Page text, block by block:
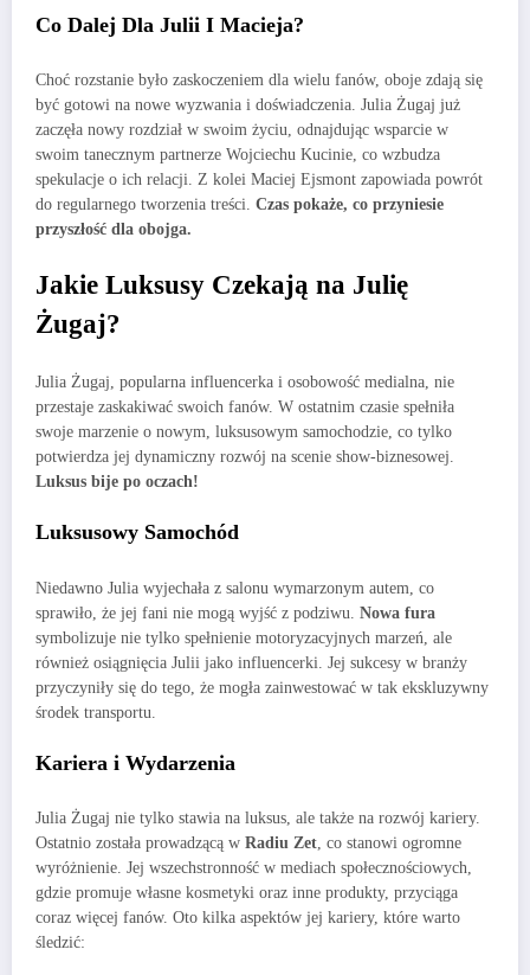
Co Dalej Dla Julii I Macieja?
Choć rozstanie było zaskoczeniem dla wielu fanów, oboje zdają się
być gotowi na nowe wyzwania i doświadczenia. Julia Żugaj już
zaczęła nowy rozdział w swoim życiu, odnajdując wsparcie w
swoim tanecznym partnerze Wojciechu Kucinie, co wzbudza
spekulacje o ich relacji. Z kolei Maciej Ejsmont zapowiada powrót
do regularnego tworzenia treści. Czas pokaże, co przyniesie
przyszłość dla obojga.
Jakie Luksusy Czekają na Julię
Żugaj?
Julia Żugaj, popularna influencerka i osobowość medialna, nie
przestaje zaskakiwać swoich fanów. W ostatnim czasie spełniła
swoje marzenie o nowym, luksusowym samochodzie, co tylko
potwierdza jej dynamiczny rozwój na scenie show-biznesowej.
Luksus bije po oczach!
Luksusowy Samochód
Niedawno Julia wyjechała z salonu wymarzonym autem, co
sprawiło, że jej fani nie mogą wyjść z podziwu. Nowa fura
symbolizuje nie tylko spełnienie motoryzacyjnych marzeń, ale
również osiągnięcia Julii jako influencerki. Jej sukcesy w branży
przyczyniły się do tego, że mogła zainwestować w tak ekskluzywny
środek transportu.
Kariera i Wydarzenia
Julia Żugaj nie tylko stawia na luksus, ale także na rozwój kariery.
Ostatnio została prowadzącą w Radiu Zet, co stanowi ogromne
wyróżnienie. Jej wszechstronność w mediach społecznościowych,
gdzie promuje własne kosmetyki oraz inne produkty, przyciąga
coraz więcej fanów. Oto kilka aspektów jej kariery, które warto
śledzić: